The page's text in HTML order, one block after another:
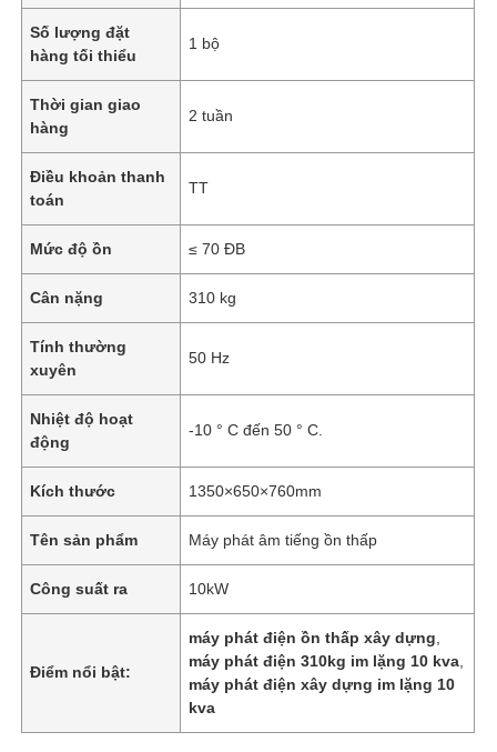
Số lượng đặt
hàng tối thiểu
1 bộ
Thời gian giao
hàng
2 tuần
Điều khoản thanh
toán
TT
Mức độ ồn ≤ 70 ĐB
Cân nặng 310 kg
Tính thường
xuyên
50 Hz
Nhiệt độ hoạt
động
-10 ° C đến 50 ° C.
Kích thước 1350×650×760mm
Tên sản phẩm Máy phát âm tiếng ồn thấp
Công suất ra 10kW
Điểm nổi bật:
máy phát điện ồn thấp xây dựng
máy phát điện 310kg im lặng 10 kva
máy phát điện xây dựng im lặng 10
kva